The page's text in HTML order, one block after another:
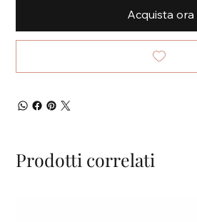
Acquista ora
Prodotti correlati